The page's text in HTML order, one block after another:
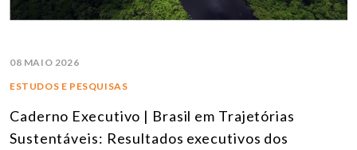
08 MAIO 2026
ESTUDOS E PESQUISAS
Caderno Executivo | Brasil em Trajetórias
Sustentáveis: Resultados executivos dos